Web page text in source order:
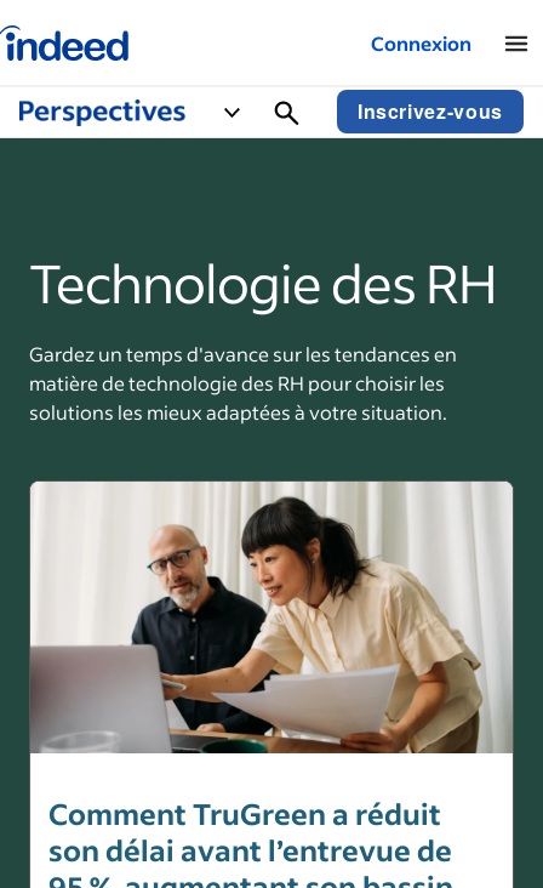
Indeed – Entreprises Connexion
Inscrivez-vous
Technologie des RH
Gardez un temps d'avance sur les tendances en
matière de technologie des RH pour choisir les
solutions les mieux adaptées à votre situation.
Comment TruGreen a réduit
son délai avant l’entrevue de